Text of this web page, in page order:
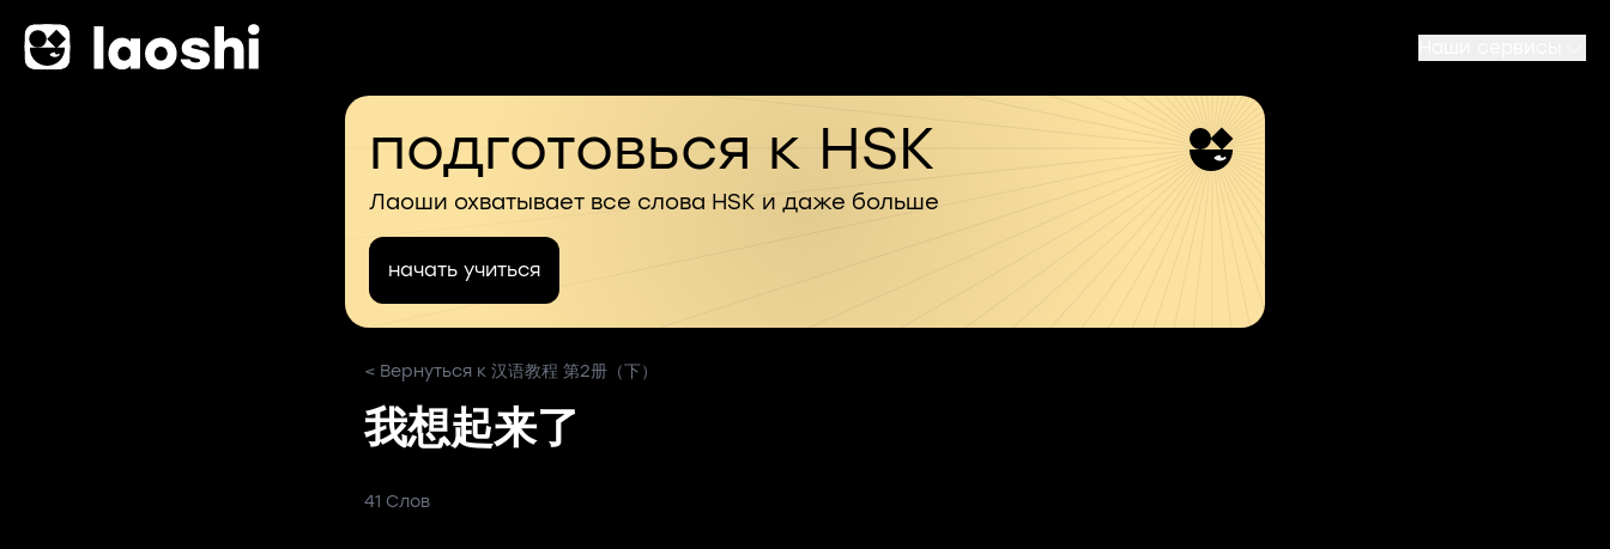
подготовься к HSK
Лаоши охватывает все слова HSK и даже больше
начать учиться
< Вернуться к 汉语教程 第2册（下）
我想起来了
41 Слов